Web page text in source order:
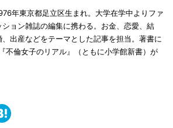
年東京都足立区生まれ。大学在学中よりファ
ション雑誌の編集に携わる。お金、恋愛、結
、出産などをテーマとした記事を担当。著書に
不倫女子のリアル』（ともに小学館新書）が